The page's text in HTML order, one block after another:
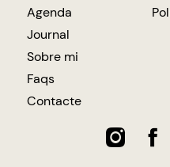
Agenda
Journal
Sobre mi
Faqs
Contacte